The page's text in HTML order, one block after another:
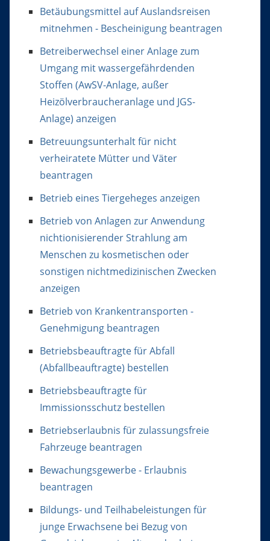
Betäubungsmittel auf Auslandsreisen
mitnehmen - Bescheinigung beantragen
Betreiberwechsel einer Anlage zum
Umgang mit wassergefährdenden
Stoffen (AwSV-Anlage, außer
Heizölverbraucheranlage und JGS-
Anlage) anzeigen
Betreuungsunterhalt für nicht
verheiratete Mütter und Väter
beantragen
Betrieb eines Tiergeheges anzeigen
Betrieb von Anlagen zur Anwendung
nichtionisierender Strahlung am
Menschen zu kosmetischen oder
sonstigen nichtmedizinischen Zwecken
anzeigen
Betrieb von Krankentransporten -
Genehmigung beantragen
Betriebsbeauftragte für Abfall
(Abfallbeauftragte) bestellen
Betriebsbeauftragte für
Immissionsschutz bestellen
Betriebserlaubnis für zulassungsfreie
Fahrzeuge beantragen
Bewachungsgewerbe - Erlaubnis
beantragen
Bildungs- und Teilhabeleistungen für
junge Erwachsene bei Bezug von